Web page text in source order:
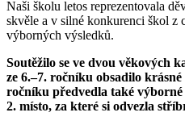
Naši školu letos reprezentovala
skvěle a v silné konkurenci škol z
výborných výsledků.
Soutěžilo se ve dvou věkových
ze 6.–7. ročníku obsadilo
ročníku předvedla také
2. místo, za které si odvezla